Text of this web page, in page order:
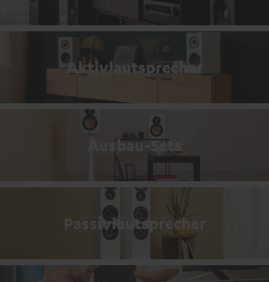
Aktivlautsprecher
Ausbau-Sets
Passivlautsprecher